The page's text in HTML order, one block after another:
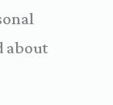
about